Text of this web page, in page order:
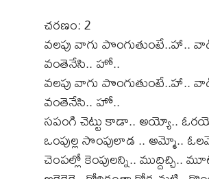
చరణం: 2
వలపు వాగు పొంగుతుంటే..హా..
వంతెనేసి.. హో..
వలపు వాగు పొంగుతుంటే..హా..
వంతెనేసి.. హో..
సపంగి చెట్టు కాడా.. అయ్యో..
ఒంపుల్ల సొంపులాడ .. అమ్మో..
చెంపల్లో కెంపులన్ని.. ముద్దిచ్చి..